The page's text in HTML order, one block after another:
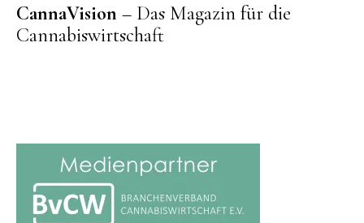
CannaVision – Das Magazin für die
Cannabiswirtschaft